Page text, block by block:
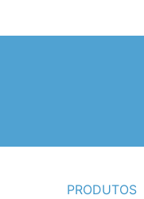
PRODUTOS